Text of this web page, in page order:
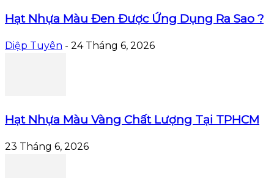
Hạt Nhựa Màu Đen Được Ứng Dụng Ra Sao ?
Diệp Tuyên - 24 Tháng 6, 2026
Hạt Nhựa Màu Vàng Chất Lượng Tại TPHCM
23 Tháng 6, 2026